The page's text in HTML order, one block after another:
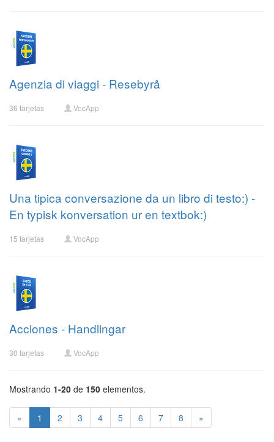
Agenzia di viaggi - Resebyrå
36 tarjetas VocApp
Una tipica conversazione da un libro di testo:) -
En typisk konversation ur en textbok:)
15 tarjetas VocApp
Acciones - Handlingar
30 tarjetas VocApp
Mostrando 1-20 de 150 elementos.
« 1 2 3 4 5 6 7 8 »